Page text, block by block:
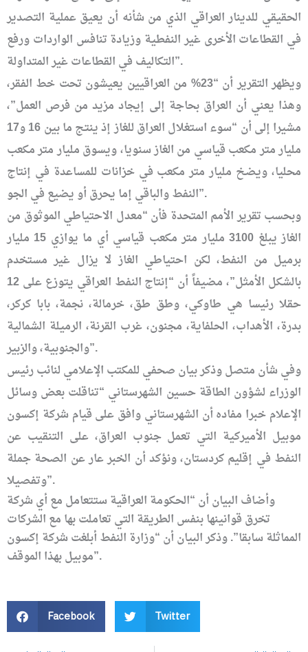
الحقيقي للدينار العراقي الذي من شأنه أن يعيق عملية التصدير
في القطاعات الأخرى غير النفطية وزيادة تنافس الواردات ورفع
التكاليف في القطاعات غير المتداولة”.
ويظهر التقرير أن “23% من العراقيين يعيشون تحت خط الفقر،
وهذا يعني أن العراق بحاجة إلى إيجاد مزيد من فرص العمل”،
مشيرا إلى أن “سوء استغلال العراق للغاز إذ ينتج ما بين 16 و17
مليار متر مكعب قياسي من الغاز سنويا، ويسوق مليار متر مكعب
محليا، ويضخ مليار متر مكعب في خزانات للمساعدة في إنتاج
النفط والباقي إما يحرق أو يضيع في الجو”.
وبحسب تقرير الأمم المتحدة فأن “معدل الاحتياطي الموثوق من
الغاز يبلغ 3100 مليار متر مكعب قياسي أي ما يوازي 15 مليار
برميل من النفط، لكن احتياطي الغاز لا يزال غير مستخدم
بالشكل الأمثل”، مضيفاً أن “إنتاج النفط العراقي يتوزع على 12
حقلا رئيسا هي طاوكي، وطق طق، خرمالة، نجمة، بابا كركر،
بدرة، الأهداب، الحلفاية، مجنون، غرب القرنة، الرميلة الشمالية
والجنوبية، والزبير”.
وفي شأن متصل وذكر بيان صحفي للمكتب الإعلامي لنائب رئيس
الوزراء لشؤون الطاقة حسين الشهرستاني “تناقلت بعض وسائل
الإعلام خبرا مفاده أن الشهرستاني وافق على قيام شركة إكسون
موبيل الأميركية التي تعمل جنوب العراق، على التنقيب عن
النفط في إقليم كردستان، ونؤكد أن الخبر عار عن الصحة جملة
وتفصيلا”.
وأضاف البيان أن “الحكومة العراقية ستتعامل مع أي شركة
تخرق قوانينها بنفس الطريقة التي تعاملت بها مع الشركات
المماثلة سابقا”. وذكر البيان أن “وزارة النفط أبلغت شركة إكسون
موبيل بهذا الموقف”.
Facebook Twitter